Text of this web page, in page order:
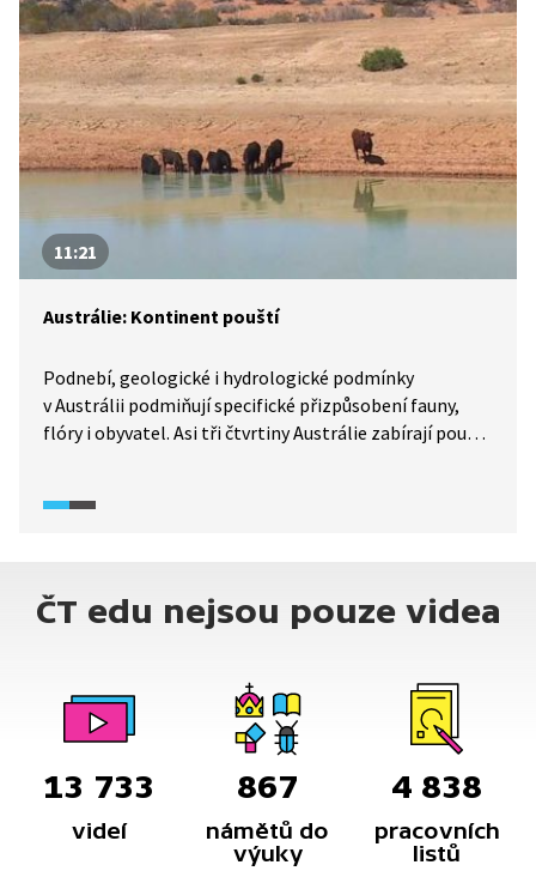
11:21
Austrálie: Kontinent pouští
Podnebí, geologické i hydrologické podmínky
v Austrálii podmiňují specifické přizpůsobení fauny,
flóry i obyvatel. Asi tři čtvrtiny Austrálie zabírají pouště
podmínky v Austrálii?
ČT edu nejsou pouze videa
13 733
videí
867
námětů do
výuky
4 838
pracovních
listů